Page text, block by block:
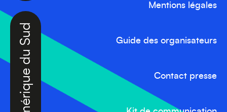
Amérique du Sud Mentions légales
Guide des organisateurs
Contact presse